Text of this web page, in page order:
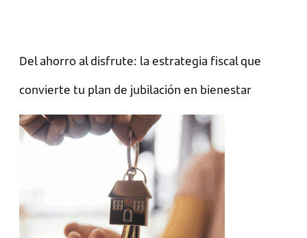
Del ahorro al disfrute: la estrategia fiscal que
convierte tu plan de jubilación en bienestar